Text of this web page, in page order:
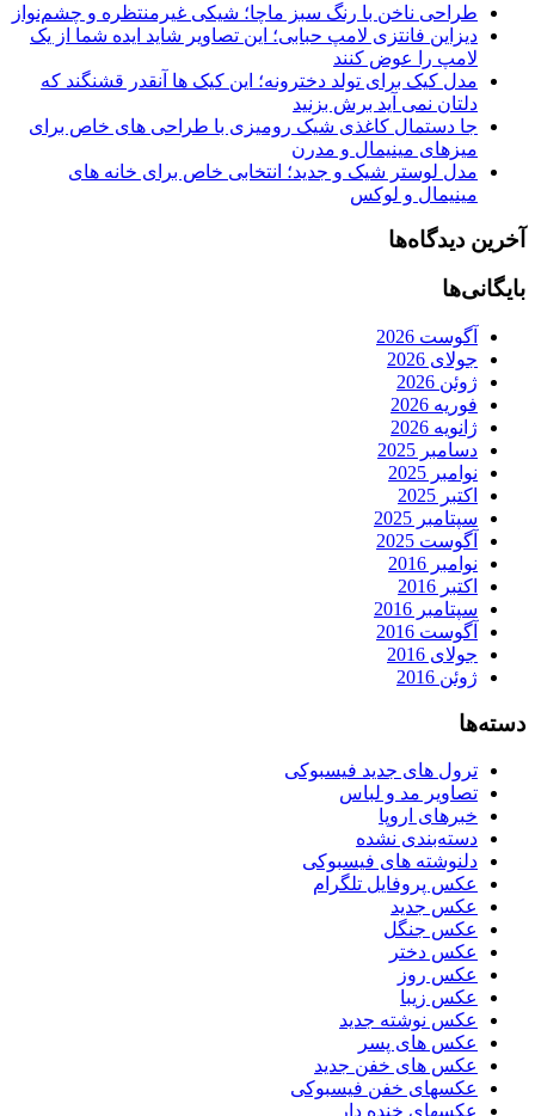
طراحی ناخن با رنگ سبز ماچا؛ شیکی غیرمنتظره و چشم‌نواز
دیزاین فانتزی لامپ حبابی؛ این تصاویر شاید ایده شما از یک
لامپ را عوض کنند
مدل کیک برای تولد دخترونه؛ این کیک ها آنقدر قشنگند که
دلتان نمی آید برش بزنید
جا دستمال کاغذی شیک رومیزی با طراحی های خاص برای
میزهای مینیمال و مدرن
مدل لوستر شیک و جدید؛ انتخابی خاص برای خانه های
مینیمال و لوکس
آخرین دیدگاه‌ها
بایگانی‌ها
آگوست 2026
جولای 2026
ژوئن 2026
فوریه 2026
ژانویه 2026
دسامبر 2025
نوامبر 2025
اکتبر 2025
سپتامبر 2025
آگوست 2025
نوامبر 2016
اکتبر 2016
سپتامبر 2016
آگوست 2016
جولای 2016
ژوئن 2016
دسته‌ها
ترول های جدید فیسبوکی
تصاویر مد و لباس
خبرهای اروپا
دسته‌بندی نشده
دلنوشته های فیسبوکی
عکس پروفایل تلگرام
عکس جدید
عکس جنگل
عکس دختر
عکس روز
عکس زیبا
عکس نوشته جدید
عکس های پسر
عکس های خفن جدید
عکسهای خفن فیسبوکی
عکسهای خنده دار